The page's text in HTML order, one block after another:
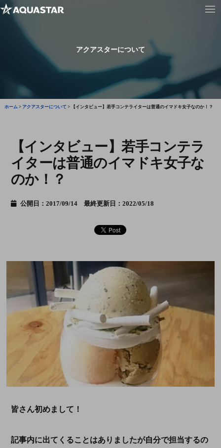
アクアスターについて
ホーム> アクアスターについて > 【インタビュー】若手コンテライターは普通のイマドキ女子なのか！？
【インタビュー】若手コンテラ
イターは普通のイマドキ女子な
のか！？
公開日：2017/09/14 最終更新日：2022/05/18
皆さん初めまして！
記事内に出てくることはありましたが自分で担当するの